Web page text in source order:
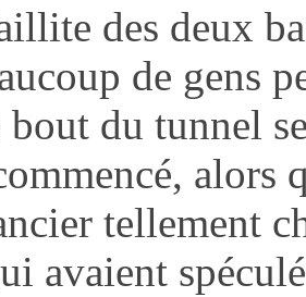
des deux
de gens
bout du tunnel
alors
tellement
avaient